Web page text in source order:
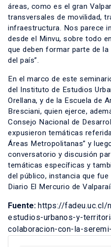
áreas, como es el gran
transversales de movilidad,
infraestructura. Nos parece
desde el Minvu, sobre todo
que deben formar parte de
del país”.
En el marco de este
del Instituto de Estudios
Orellana, y de la Escuela de
Bresciani, quien ejerce,
Consejo Nacional de
expusieron temáticas
Áreas Metropolitanas” y
conversatorio y discusión
temáticas específicas y
del público, instancia que
Diario El Mercurio de
Fuente: https://
estudios-urbanos-y-
colaboracion-con-la-